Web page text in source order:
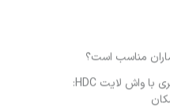
مناسب است؟
آموزش مرحله‌به‌مرحله قالبگیری با واش لایت HDC: